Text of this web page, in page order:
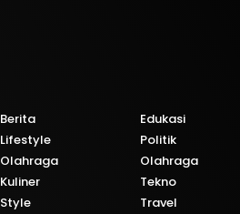
Berita
Edukasi
Lifestyle
Politik
Olahraga
Olahraga
Kuliner
Tekno
Style
Travel